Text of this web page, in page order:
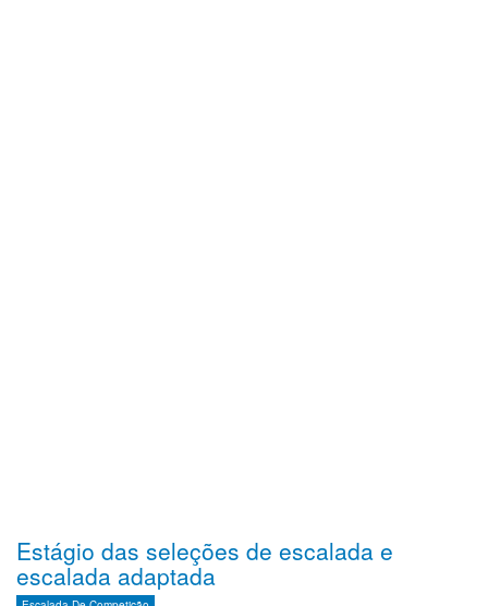
Estágio das seleções de escalada e
escalada adaptada